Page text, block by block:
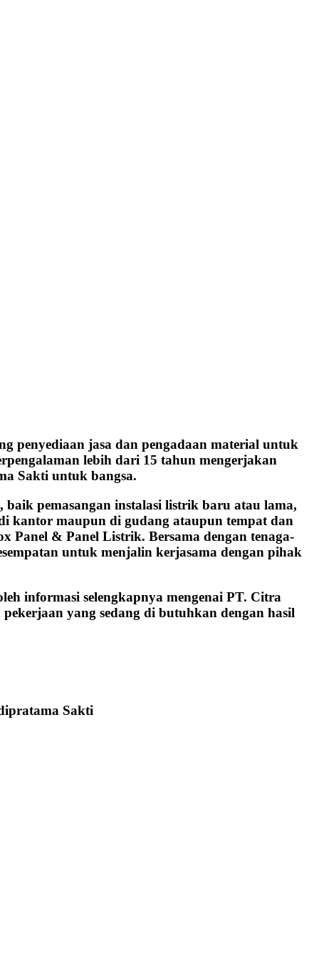
penyediaan jasa dan pengadaan material untuk
lebih dari 15 tahun mengerjakan
Sakti untuk bangsa.
pemasangan instalasi listrik baru atau lama,
kantor maupun di gudang ataupun tempat dan
Panel & Panel Listrik. Bersama dengan tenaga-
untuk menjalin kerjasama dengan pihak
informasi selengkapnya mengenai PT. Citra
yang sedang di butuhkan dengan hasil
Sakti